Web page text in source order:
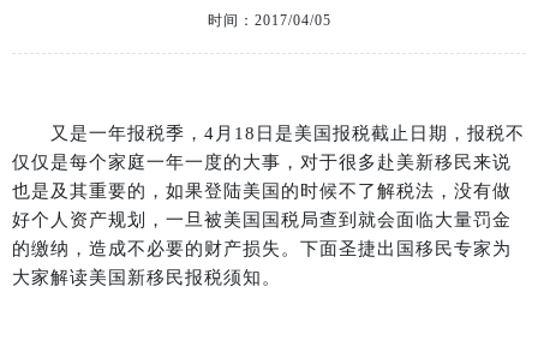
时间：2017/04/05
又是一年报税季， 4 月 18 日是美国报税截止日期，报税不
仅仅是每个家庭一年一度的大事，对于很多赴美新移民来说
也是及其重要的，如果登陆美国的时候不了解税法，没有做
好个人资产规划，一旦被美国国税局查到就会面临大量罚金
的缴纳，造成不必要的财产损失。下面圣捷出国移民专家为
大家解读美国新移民报税须知。